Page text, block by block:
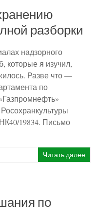
разборки
надзорного
которые я изучил,
Разве что —
по
19834. Письмо
Читать далее
по